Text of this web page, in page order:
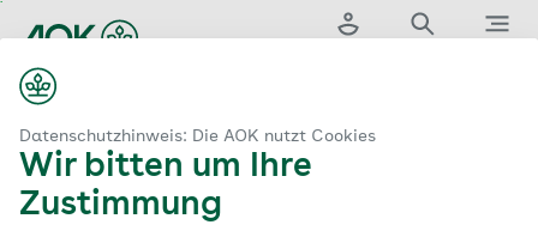
Datenschutzhinweis: Die AOK nutzt Cookies
Wir bitten um Ihre
Zustimmung
Hauptinhalt
springen
AOK-